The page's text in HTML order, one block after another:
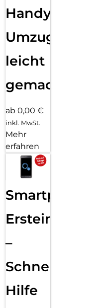
Handy
Umzug
leicht
gemacht!
ab 0,00 €
inkl. MwSt.
Mehr
erfahren
Smartphone
Ersteinrichtung
–
Schnelle
Hilfe